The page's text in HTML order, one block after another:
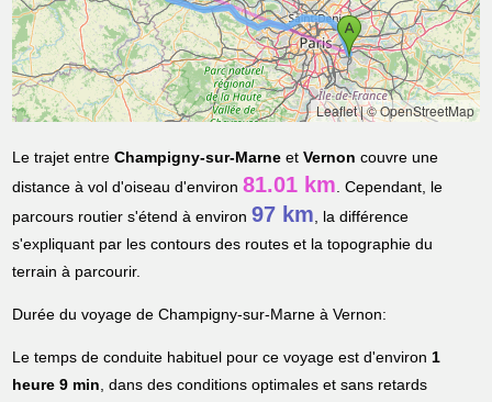
Leaflet|© OpenStreetMap
Le trajet entreChampigny-sur-Marne etVernon couvre une
distance à vol d'oiseau d'environ81.01 km. Cependant, le
parcours routier s'étend à environ97 km, la différence
s'expliquant par les contours des routes et la topographie du
terrain à parcourir.
Durée du voyage de Champigny-sur-Marne à Vernon:
Le temps de conduite habituel pour ce voyage est d'environ1
heure 9 min, dans des conditions optimales et sans retards